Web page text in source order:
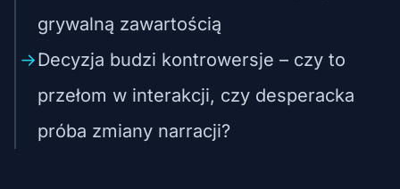
grywalną zawartością
Decyzja budzi kontrowersje – czy to
przełom w interakcji, czy desperacka
próba zmiany narracji?